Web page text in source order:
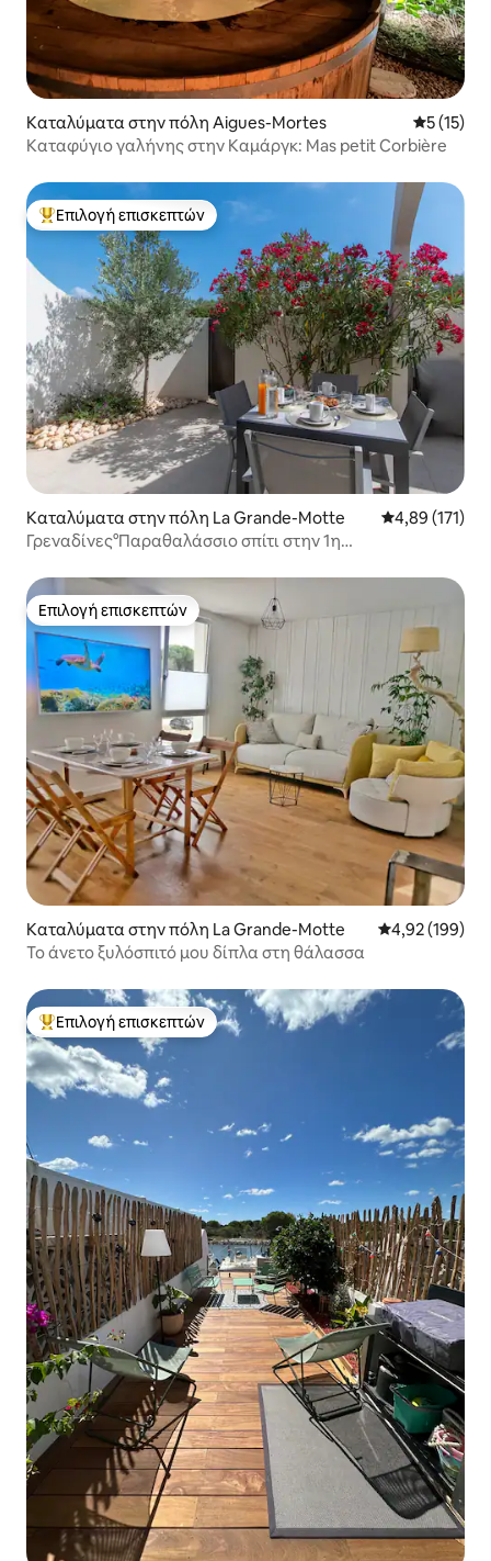
Καταλύματα στην πόλη Aigues-Mortes Μέση
5 (15)
Καταφύγιο γαλήνης στην Καμάργκ: Mas petit Corbière
Κορυφαία επιλογή επισκεπτών
Επιλογή επισκεπτών
Καταλύματα στην πόλη La Grande-Motte Μέση
4,89 (171)
Γρεναδίνες°Παραθαλάσσιο σπίτι στην 1η
Επιλογή επισκεπτών
Επιλογή επισκεπτών
Καταλύματα στην πόλη La Grande-Motte Μέση
4,92 (199)
Το άνετο ξυλόσπιτό μου δίπλα στη θάλασσα
Κορυφαία επιλογή επισκεπτών
Επιλογή επισκεπτών